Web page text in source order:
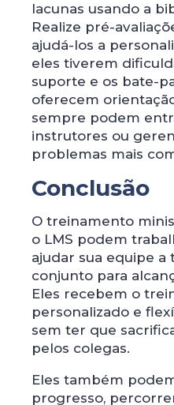
lacunas usando a
Realize pré-
ajudá-los a
eles tiverem
suporte e os bate-
oferecem
sempre podem
instrutores ou
problemas mais
Conclusão
O treinamento
o LMS podem
ajudar sua equipe a
conjunto para
Eles recebem o
personalizado e
sem ter que
pelos colegas.
Eles também
progresso,